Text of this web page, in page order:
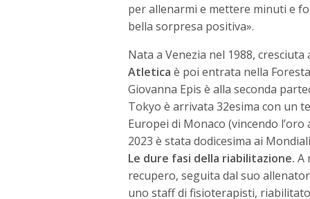
per allenarmi e mettere minuti e
bella sorpresa positiva».
Nata a Venezia nel 1988,
Atletica è poi entrata nella
Giovanna Epis è alla seconda
Tokyo è arrivata 32esima con un
Europei di Monaco (vincendo
2023 è stata dodicesima ai
Le dure fasi della riabilitazione. A
recupero, seguita dal suo
uno staff di fisioterapisti,